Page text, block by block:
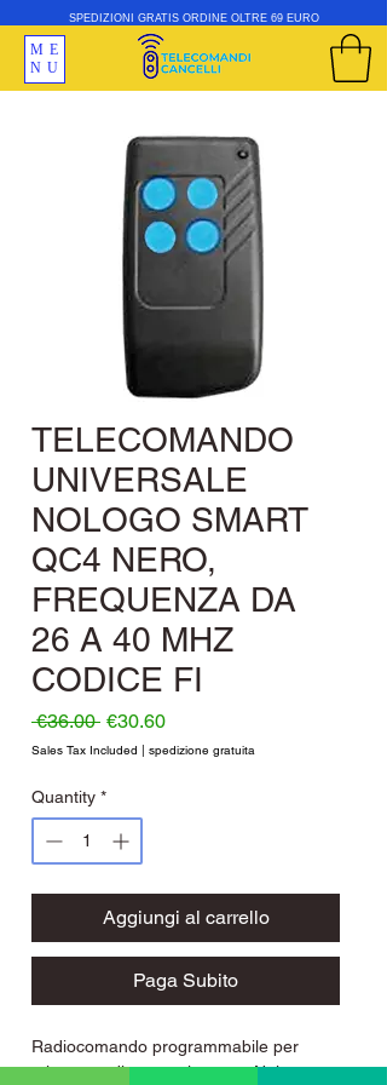
ME
NU
SPEDIZIONI GRATIS ORDINE OLTRE 69 EURO
TELECOMANDO
UNIVERSALE
NOLOGO SMART
QC4 NERO,
FREQUENZA DA
26 A 40 MHZ
CODICE FI
€36.00 Regular Price
€30.60Sale Price
Sales Tax Included spedizione gratuita
Quantity *
Aggiungi al carrello
Paga Subito
Radiocomando programmabile per
telecomandi quarzati, marca Nologo.